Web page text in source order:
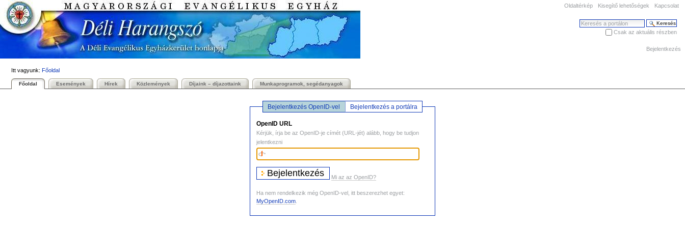
Tovább
tartalomhoz
|
Ugrás
Oldaltérkép Kisegítő lehetőségek Kapcsolat
Keresés
Csak az aktuális részben
Személyes
eszközök
Bejelentkezés
Itt vagyunk: Főoldal
Bekezdések
Főoldal Események Hírek Közlemények Díjaink – díjazottaink Munkaprogramok, segédanyagok
Bejelentkezés OpenID-vel Bejelentkezés a portálra
OpenID URL
Kérjük, írja be az OpenID-je címét (URL-jét) alább, hogy be tudjon
jelentkezni
Mi az az OpenID?
Ha nem rendelkezik még OpenID-vel, itt beszerezhet egyet:
MyOpenID.com.